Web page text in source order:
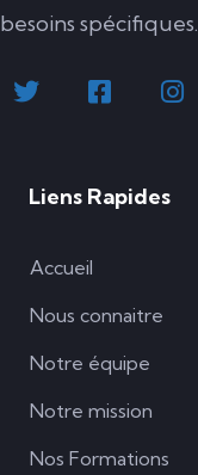
besoins spécifiques.
Liens Rapides
Accueil
Nous connaitre
Notre équipe
Notre mission
Nos Formations